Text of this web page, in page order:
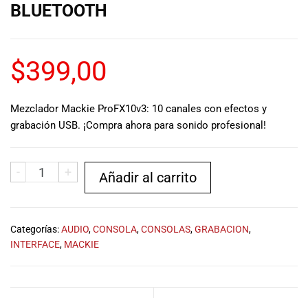
para satisfacer
todas las
Nuestro equipo
de expertos en
ayudarte a
BLUETOOTH
$399,00
Mezclador Mackie ProFX10v3: 10 canales con efectos y
grabación USB. ¡Compra ahora para sonido profesional!
- + Añadir al carrito
Categorías:AUDIO,CONSOLA,CONSOLAS,GRABACION,
INTERFACE, MACKIE